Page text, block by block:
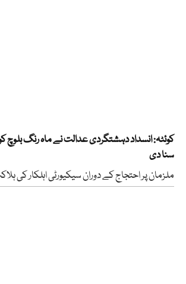
کوئٹہ: انسداد دہشتگردی عدالت نے ماہ رنگ بلوچ
سنا دی
ملزمان پر احتجاج کے دوران سیکیورٹی اہلکار کی